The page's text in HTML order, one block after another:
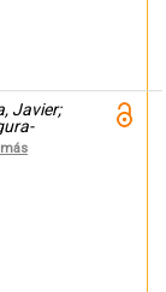
José
Javier;
José